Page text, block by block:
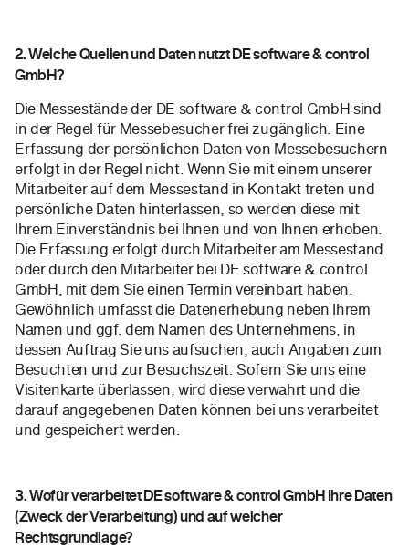
2. Welche Quellen und Daten nutzt DE software & control
GmbH?
Die Messestände der DE software & control GmbH sind
in der Regel für Messebesucher frei zugänglich. Eine
Erfassung der persönlichen Daten von Messebesuchern
erfolgt in der Regel nicht. Wenn Sie mit einem unserer
Mitarbeiter auf dem Messestand in Kontakt treten und
persönliche Daten hinterlassen, so werden diese mit
Ihrem Einverständnis bei Ihnen und von Ihnen erhoben.
Die Erfassung erfolgt durch Mitarbeiter am Messestand
oder durch den Mitarbeiter bei DE software & control
GmbH, mit dem Sie einen Termin vereinbart haben.
Gewöhnlich umfasst die Datenerhebung neben Ihrem
Namen und ggf. dem Namen des Unternehmens, in
dessen Auftrag Sie uns aufsuchen, auch Angaben zum
Besuchten und zur Besuchszeit. Sofern Sie uns eine
Visitenkarte überlassen, wird diese verwahrt und die
darauf angegebenen Daten können bei uns verarbeitet
und gespeichert werden.
3. Wofür verarbeitet DE software & control GmbH Ihre Daten
(Zweck der Verarbeitung) und auf welcher
Rechtsgrundlage?